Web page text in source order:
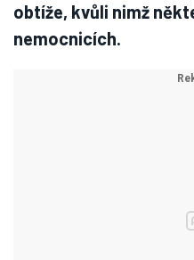
obtíže, kvůli nimž
nemocnicích.